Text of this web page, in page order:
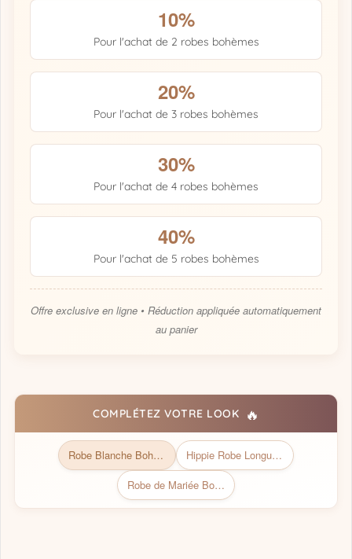
10%
Pour l'achat de 2 robes bohèmes
20%
Pour l'achat de 3 robes bohèmes
30%
Pour l'achat de 4 robes bohèmes
40%
Pour l'achat de 5 robes bohèmes
Offre exclusive en ligne • Réduction appliquée automatiquement
au panier
COMPLÉTEZ VOTRE LOOK 🔥
Robe Blanche Bohème | Collection Bohémienne Chic
Hippie Robe Longue Blanche Bohème
Robe de Mariée Bohème Chic Courte